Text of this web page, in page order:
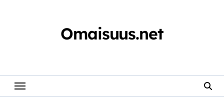
Omaisuus.net